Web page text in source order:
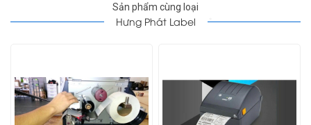
Sản phẩm cùng loại
Hưng Phát Label